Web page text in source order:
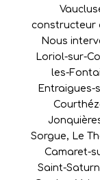
constructeur
Nous
Loriol-sur-
les-
Entraigues-
Sorgue, Le
Camaret-
Saint-